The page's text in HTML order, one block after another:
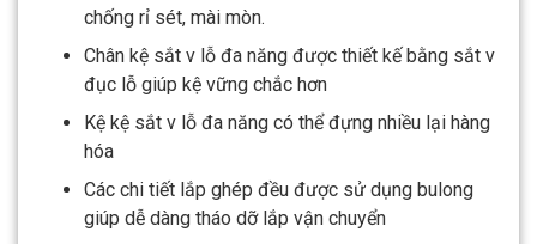
chống rỉ sét, mài mòn.
Chân kệ sắt v lỗ đa năng được thiết kế bằng sắt v
đục lỗ giúp kệ vững chắc hơn
Kệ kệ sắt v lỗ đa năng có thể đựng nhiều lại hàng
hóa
Các chi tiết lắp ghép đều được sử dụng bulong
giúp dễ dàng tháo dỡ lắp vận chuyển